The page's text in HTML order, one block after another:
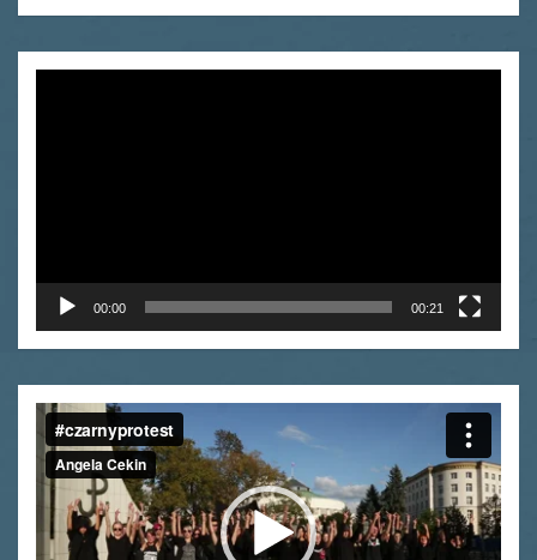
00:00 00:21
Odtwarzacz
video